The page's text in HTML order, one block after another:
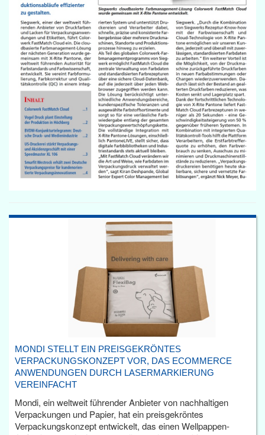
MONDI STELLT EIN PREISGEKRÖNTES
VERPACKUNGSKONZEPT VOR, DAS ECOMMERCE
ANWENDUNGEN DURCH LASERMARKIERUNG
VEREINFACHT
Mondi, ein weltweit führender Anbieter von nachhaltigen
Verpackungen und Papier, hat ein preisgekröntes
Verpackungskonzept entwickelt, das einen Wellpappen-